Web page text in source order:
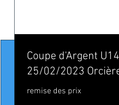
Lygna
Coupe d'Argent
25/02/2023
remise des prix